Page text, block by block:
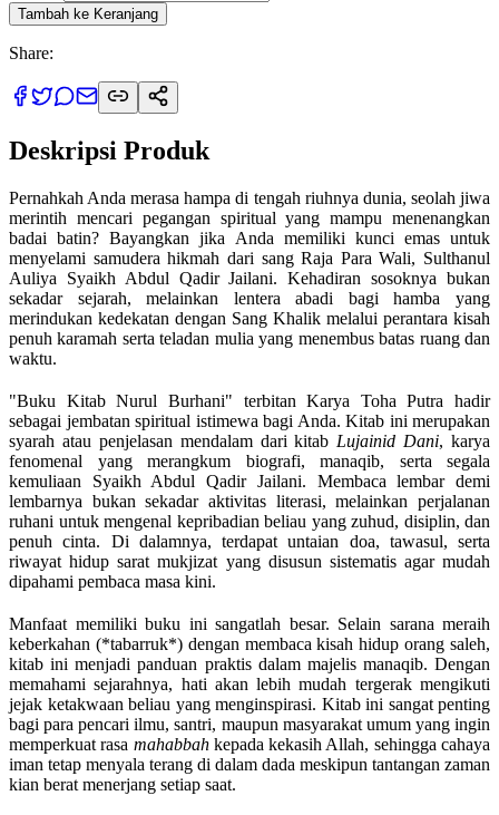
Tambah ke Keranjang
Share:
Deskripsi Produk
Pernahkah Anda merasa hampa di tengah riuhnya dunia, seolah jiwa
merintih mencari pegangan spiritual yang mampu menenangkan
badai batin? Bayangkan jika Anda memiliki kunci emas untuk
menyelami samudera hikmah dari sang Raja Para Wali, Sulthanul
Auliya Syaikh Abdul Qadir Jailani. Kehadiran sosoknya bukan
sekadar sejarah, melainkan lentera abadi bagi hamba yang
merindukan kedekatan dengan Sang Khalik melalui perantara kisah
penuh karamah serta teladan mulia yang menembus batas ruang dan
waktu.
"Buku Kitab Nurul Burhani" terbitan Karya Toha Putra hadir
sebagai jembatan spiritual istimewa bagi Anda. Kitab ini merupakan
syarah atau penjelasan mendalam dari kitab Lujainid Dani, karya
fenomenal yang merangkum biografi, manaqib, serta segala
kemuliaan Syaikh Abdul Qadir Jailani. Membaca lembar demi
lembarnya bukan sekadar aktivitas literasi, melainkan perjalanan
ruhani untuk mengenal kepribadian beliau yang zuhud, disiplin, dan
penuh cinta. Di dalamnya, terdapat untaian doa, tawasul, serta
riwayat hidup sarat mukjizat yang disusun sistematis agar mudah
dipahami pembaca masa kini.
Manfaat memiliki buku ini sangatlah besar. Selain sarana meraih
keberkahan (*tabarruk*) dengan membaca kisah hidup orang saleh,
kitab ini menjadi panduan praktis dalam majelis manaqib. Dengan
memahami sejarahnya, hati akan lebih mudah tergerak mengikuti
jejak ketakwaan beliau yang menginspirasi. Kitab ini sangat penting
bagi para pencari ilmu, santri, maupun masyarakat umum yang ingin
memperkuat rasa mahabbahkepada kekasih Allah, sehingga cahaya
iman tetap menyala terang di dalam dada meskipun tantangan zaman
kian berat menerjang setiap saat.